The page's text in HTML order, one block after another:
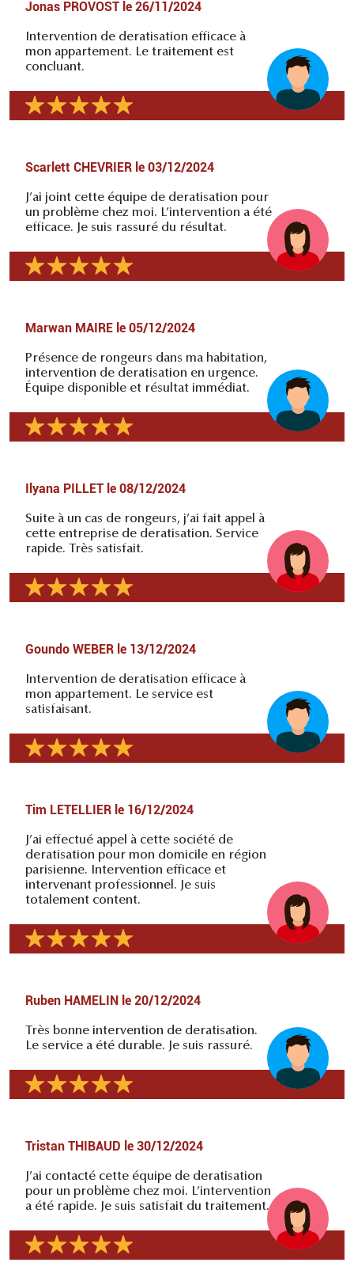
Jonas PROVOST le 26/11/2024
Intervention de deratisation efficace à
mon appartement. Le traitement est
concluant.
Scarlett CHEVRIER le 03/12/2024
J’ai joint cette équipe de deratisation pour
un problème chez moi. L’intervention a été
efficace. Je suis rassuré du résultat.
Marwan MAIRE le 05/12/2024
Présence de rongeurs dans ma habitation,
intervention de deratisation en urgence.
Équipe disponible et résultat immédiat.
Ilyana PILLET le 08/12/2024
Suite à un cas de rongeurs, j’ai fait appel à
cette entreprise de deratisation. Service
rapide. Très satisfait.
Goundo WEBER le 13/12/2024
Intervention de deratisation efficace à
mon appartement. Le service est
satisfaisant.
Tim LETELLIER le 16/12/2024
J’ai effectué appel à cette société de
deratisation pour mon domicile en région
parisienne. Intervention efficace et
intervenant professionnel. Je suis
totalement content.
Ruben HAMELIN le 20/12/2024
Très bonne intervention de deratisation.
Le service a été durable. Je suis rassuré.
Tristan THIBAUD le 30/12/2024
J’ai contacté cette équipe de deratisation
pour un problème chez moi. L’intervention
a été rapide. Je suis satisfait du traitement.